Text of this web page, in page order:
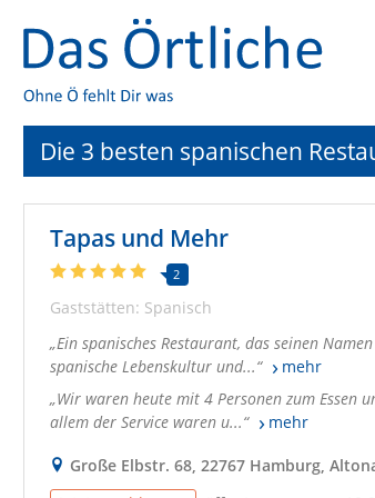
Die 3 besten spanischen
Tapas und Mehr
2
Gaststätten: Spanisch
Ein spanisches Restaurant, das seinen
spanische Lebenskultur und...
mehr
Wir waren heute mit 4 Personen zum Essen
allem der Service waren u...
mehr
Große Elbstr. 68, 22767 Hamburg,